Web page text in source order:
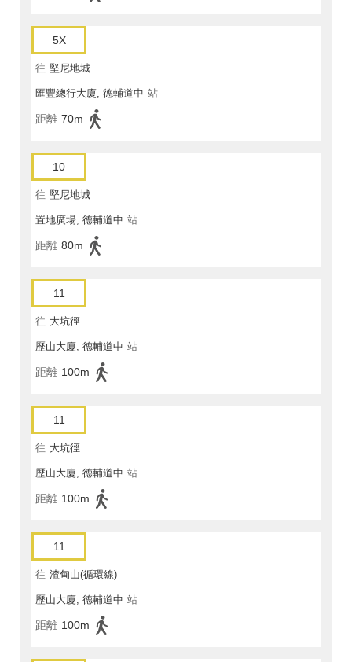
5X
往 堅尼地城
匯豐總行大廈, 德輔道中 站
距離 70m
10
往 堅尼地城
置地廣場, 德輔道中 站
距離 80m
11
往 大坑徑
歷山大廈, 德輔道中 站
距離 100m
11
往 大坑徑
歷山大廈, 德輔道中 站
距離 100m
11
往 渣甸山(循環線)
歷山大廈, 德輔道中 站
距離 100m